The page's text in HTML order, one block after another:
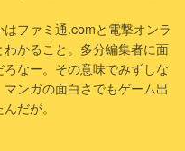
ファミ通.comと電撃オンラ
かること。多分編集者に面
なー。その意味でみずしな
ンガの面白さでもゲーム出
だが。